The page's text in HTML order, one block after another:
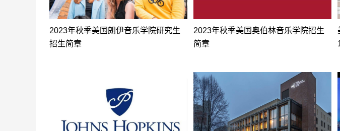
2023年秋季美国朗伊音乐学院研究生
招生简章
2023年秋季美国奥伯林音乐学院招生
简章